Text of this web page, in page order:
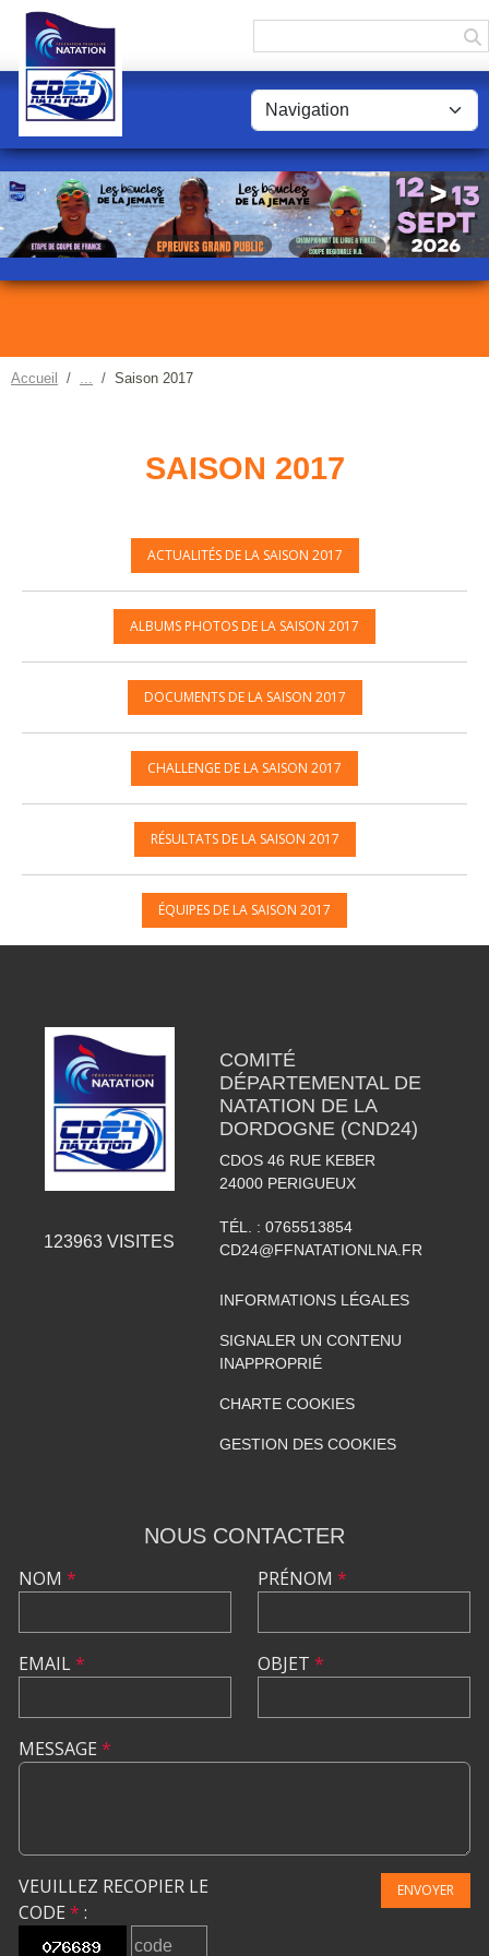
Accueil Saison 2017
SAISON 2017
ACTUALITÉS DE LA SAISON 2017
ALBUMS PHOTOS DE LA SAISON 2017
DOCUMENTS DE LA SAISON 2017
CHALLENGE DE LA SAISON 2017
RÉSULTATS DE LA SAISON 2017
ÉQUIPES DE LA SAISON 2017
123963 VISITES
COMITÉ
DÉPARTEMENTAL DE
NATATION DE LA
DORDOGNE (CND24)
CDOS 46 RUE KEBER
24000 PERIGUEUX
TÉL. : 0765513854
CD24@FFNATATIONLNA.FR
INFORMATIONS LÉGALES
SIGNALER UN CONTENU
INAPPROPRIÉ
CHARTE COOKIES
GESTION DES COOKIES
NOUS CONTACTER
NOM *
EMAIL*
PRÉNOM *
OBJET *
MESSAGE *
VEUILLEZ RECOPIER LE
CODE * :
ENVOYER
Panneau de gestion des cookies